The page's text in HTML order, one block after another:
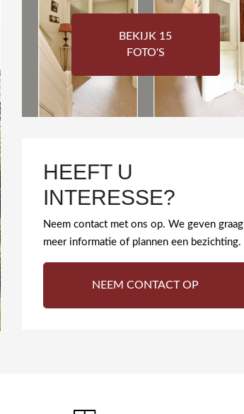
BEKIJK 15
FOTO'S
HEEFT U
INTERESSE?
Neem contact met ons op. We geven graag
meer informatie of plannen een bezichting.
NEEM CONTACT OP